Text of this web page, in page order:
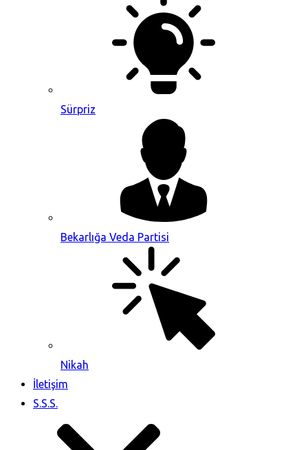
Sürpriz
Bekarlığa Veda Partisi
Nikah
İletişim
S.S.S.